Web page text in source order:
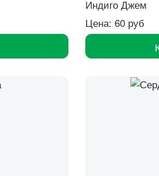
Индиго Джем
Цена: 60 руб